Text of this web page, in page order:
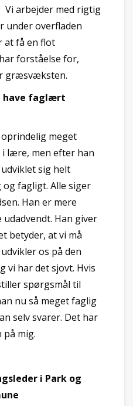
Vi arbejder med rigtig
under overfladen
at få en flot
forståelse for,
græsvæksten.
have faglært
meget
lære, men efter han
sig helt
fagligt. Alle siger
Han er mere
Han giver
betyder, at vi må
os på den
vi har det sjovt. Hvis
spørgsmål til
nu så meget faglig
selv svarer. Det har
mig.
i Park og